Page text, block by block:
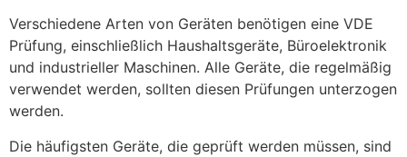
Verschiedene Arten von Geräten benötigen eine VDE
Prüfung, einschließlich Haushaltsgeräte, Büroelektronik
und industrieller Maschinen. Alle Geräte, die regelmäßig
verwendet werden, sollten diesen Prüfungen unterzogen
werden.
Die häufigsten Geräte, die geprüft werden müssen, sind